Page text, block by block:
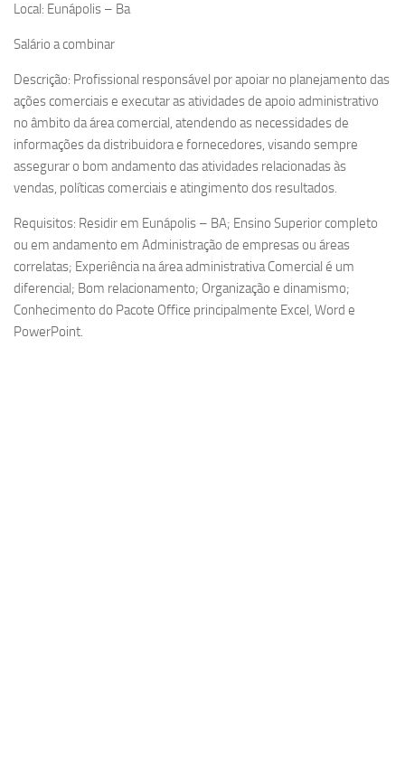
Local: Eunápolis – Ba
Salário a combinar
Descrição: Profissional responsável por apoiar no planejamento das
ações comerciais e executar as atividades de apoio administrativo
no âmbito da área comercial, atendendo as necessidades de
informações da distribuidora e fornecedores, visando sempre
assegurar o bom andamento das atividades relacionadas às
vendas, políticas comerciais e atingimento dos resultados.
Requisitos: Residir em Eunápolis – BA; Ensino Superior completo
ou em andamento em Administração de empresas ou áreas
correlatas; Experiência na área administrativa Comercial é um
diferencial; Bom relacionamento; Organização e dinamismo;
Conhecimento do Pacote Office principalmente Excel, Word e
PowerPoint.